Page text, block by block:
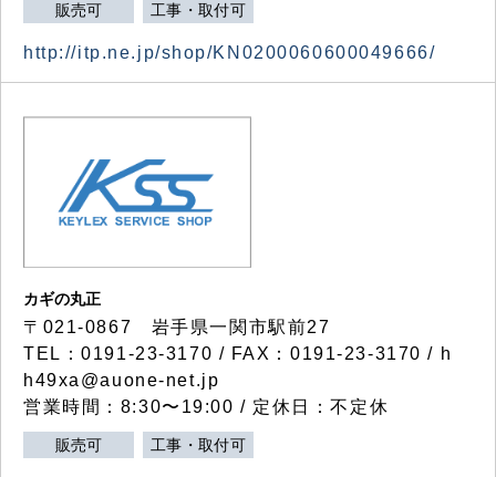
販売可 工事・取付可
http://itp.ne.jp/shop/KN0200060600049666/
カギの丸正
〒021-0867 岩手県一関市駅前27
TEL：0191-23-3170 / FAX：0191-23-3170 / h
h49xa@auone-net.jp
営業時間：8:30〜19:00 / 定休日：不定休
販売可 工事・取付可